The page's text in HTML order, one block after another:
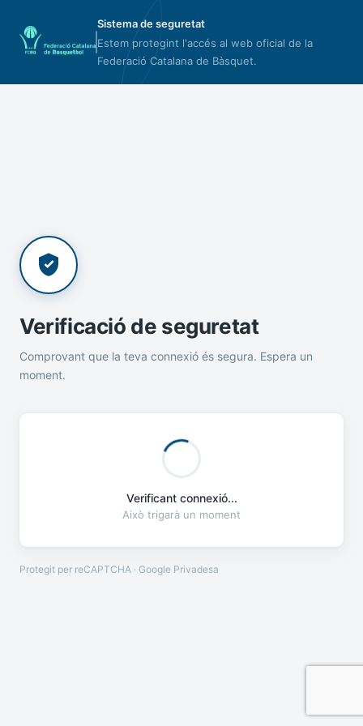
Sistema de seguretat
Estem protegint l'accés al web oficial de la
Federació Catalana de Bàsquet.
Verificació de seguretat
Comprovant que la teva connexió és segura. Espera un
moment.
Verificant connexió...
Això trigarà un moment
Protegit per reCAPTCHA · Google Privadesa